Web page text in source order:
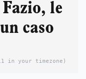
le
caso
in your timezone)